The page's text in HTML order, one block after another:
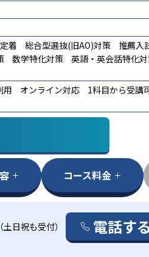
着 総合型選抜(旧AO)対策 推薦入
数学特化対策 英語・英会話特化
用 オンライン対応 1科目から受講
コース料金
日祝も受付） 電話する